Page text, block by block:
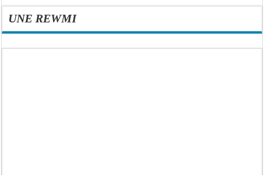
UNE REWMI